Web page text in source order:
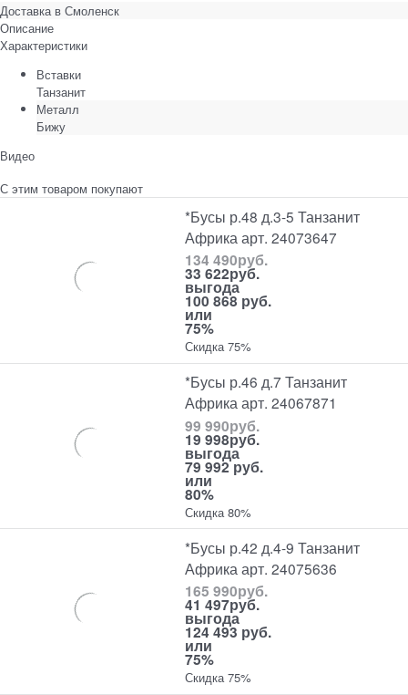
Доставка в Смоленск
Описание
Характеристики
Вставки
Танзанит
Металл
Бижу
Видео
С этим товаром покупают
*Бусы р.48 д.3-5 Танзанит
Африка арт. 24073647
134 490руб.
33 622руб.
выгода
100 868 руб.
или
75%
Скидка 75%
*Бусы р.46 д.7 Танзанит
Африка арт. 24067871
99 990руб.
19 998руб.
выгода
79 992 руб.
или
80%
Скидка 80%
*Бусы р.42 д.4-9 Танзанит
Африка арт. 24075636
165 990руб.
41 497руб.
выгода
124 493 руб.
или
75%
Скидка 75%